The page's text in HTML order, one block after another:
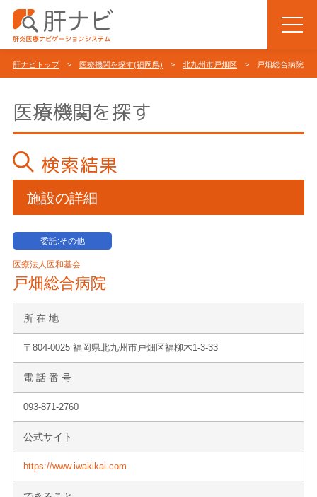
肝ナビトップ> 医療機関を探す(福岡県) > 北九州市戸畑区 > 戸畑総合病院
医療機関を探す
検索結果
施設の詳細
委託:その他
医療法人医和基会
戸畑総合病院
所 在 地
〒804-0025 福岡県北九州市戸畑区福柳木1-3-33
電 話 番 号
093-871-2760
公式サイト
https://www.iwakikai.com